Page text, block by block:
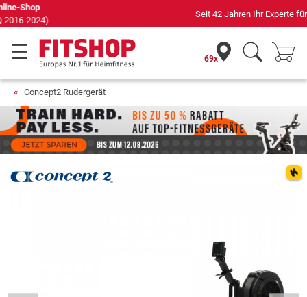
Seit 42 Jahren Ihr Experte für Heimfitness
69x
Concept2 Rudergerät